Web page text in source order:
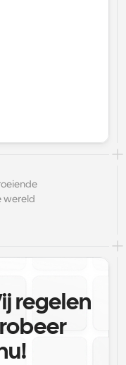
wereld
regelen